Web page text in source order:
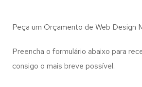
Peça um Orçamento de Web Design
Preencha o formulário abaixo para
consigo o mais breve possível.